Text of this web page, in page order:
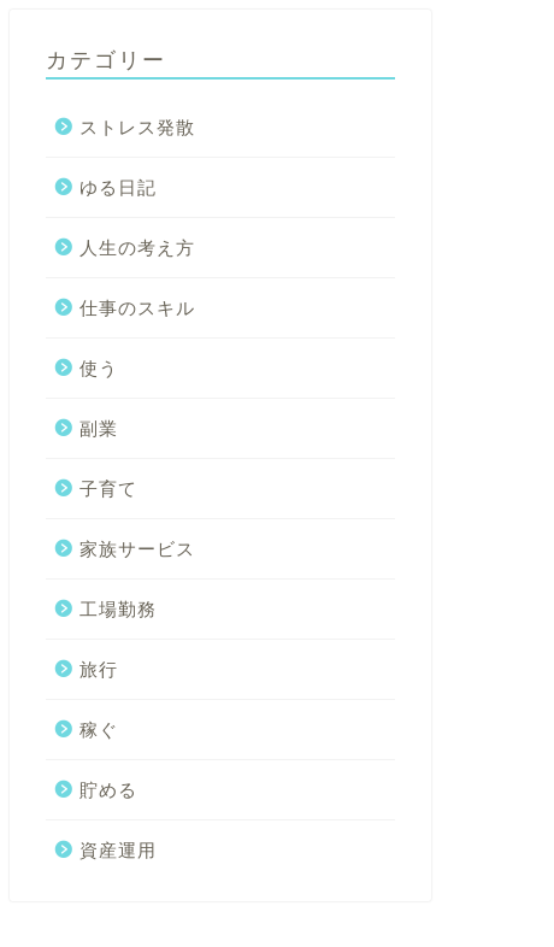
カテゴリー
ストレス発散
ゆる日記
人生の考え方
仕事のスキル
使う
副業
子育て
家族サービス
工場勤務
旅行
稼ぐ
貯める
資産運用